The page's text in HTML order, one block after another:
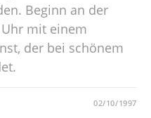
Beginn an der
mit einem
der bei schönem
02/10/1997